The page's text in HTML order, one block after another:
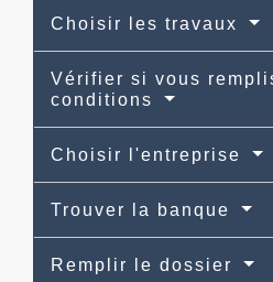
Choisir les travaux
Vérifier si vous
conditions
Choisir l'entreprise
Trouver la banque
Remplir le dossier